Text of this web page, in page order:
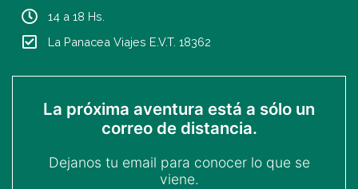
14 a 18 Hs.
La Panacea Viajes E.V.T. 18362
La próxima aventura está a sólo un
correo de distancia.
Dejanos tu email para conocer lo que se
viene.